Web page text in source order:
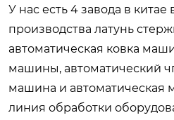
У нас есть 4 завода в китае
производства латунь
автоматическая ковка
машины, автоматический
машина и автоматическая
линия обработки